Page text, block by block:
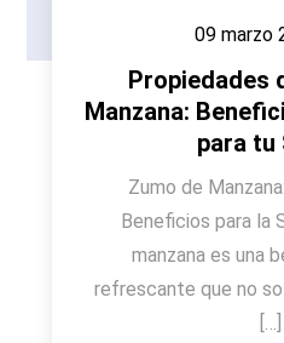
09 marzo
Propiedades
Manzana:
para tu
Zumo de
Beneficios para la
manzana es una
refrescante que no
[…]